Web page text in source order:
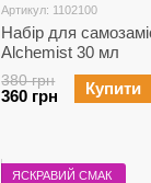
Артикул: 1102100
Набір для
Alchemist 30 мл
380 грн
360 грн Купити
ЯСКРАВИЙ СМАК